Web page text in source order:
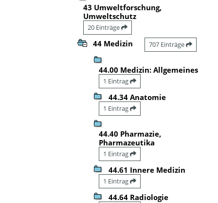
43 Umweltforschung,
Umweltschutz
20 Einträge
44 Medizin 707 Einträge
44.00 Medizin: Allgemeines
1 Eintrag
44.34 Anatomie
1 Eintrag
44.40 Pharmazie,
Pharmazeutika
1 Eintrag
44.61 Innere Medizin
1 Eintrag
44.64 Radiologie